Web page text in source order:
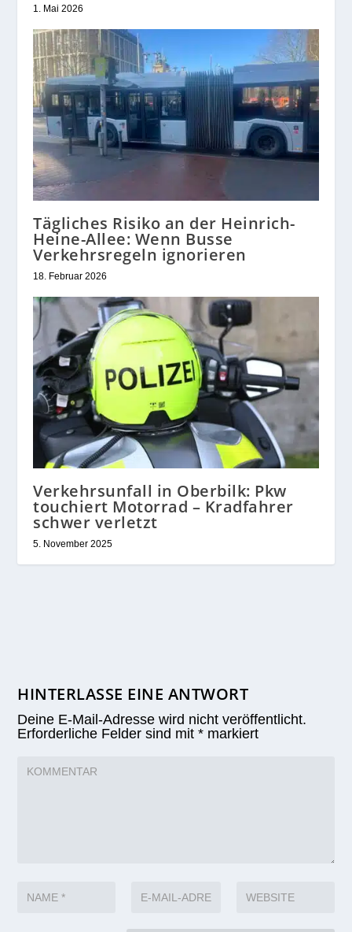
1. Mai 2026
Tägliches Risiko an der Heinrich-
Heine-Allee: Wenn Busse
Verkehrsregeln ignorieren
18. Februar 2026
Verkehrsunfall in Oberbilk: Pkw
touchiert Motorrad – Kradfahrer
schwer verletzt
5. November 2025
HINTERLASSE EINE ANTWORT
Deine E-Mail-Adresse wird nicht veröffentlicht.
Erforderliche Felder sind mit* markiert